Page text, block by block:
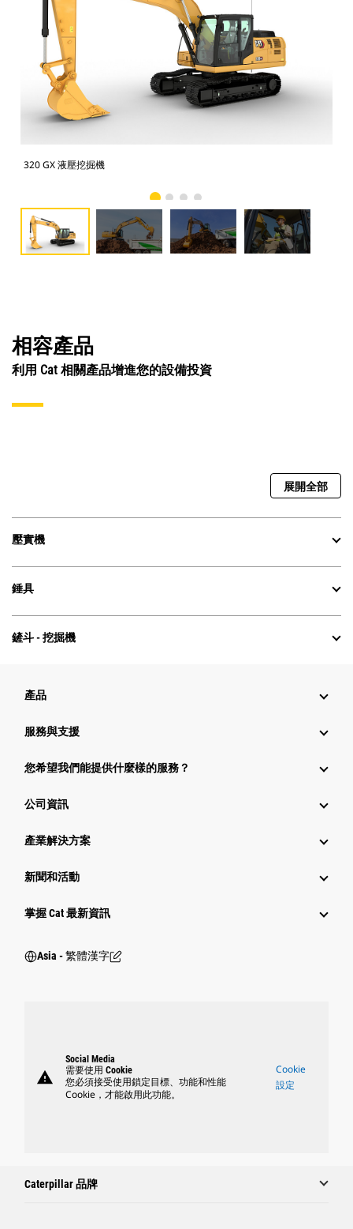
320 GX 液壓挖掘機
相容產品
利用 Cat 相關產品增進您的設備投資
展開全部
壓實機
錘具
鏟斗 - 挖掘機
產品
服務與支援
您希望我們能提供什麼樣的服務？
公司資訊
產業解決方案
新聞和活動
掌握 Cat 最新資訊
Asia - 繁體漢字
warning
Social Media
需要使用 Cookie
您必須接受使用鎖定目標、功能和性能
Cookie，才能啟用此功能。
Cookie
設定
Caterpillar 品牌